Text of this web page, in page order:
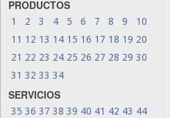
PRODUCTOS
1 2 3 4 5 6 7 8 9
10
11 12 13 14 15 16 17 18 19 20
21 22 23 24 25 26 27 28 29 30
31 32 33 34
SERVICIOS
35 36 37 38 39 40 41 42 43 44